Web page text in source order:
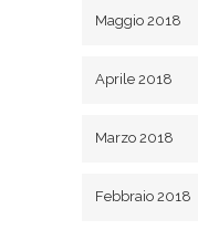
Maggio 2018
Aprile 2018
Marzo 2018
Febbraio 2018